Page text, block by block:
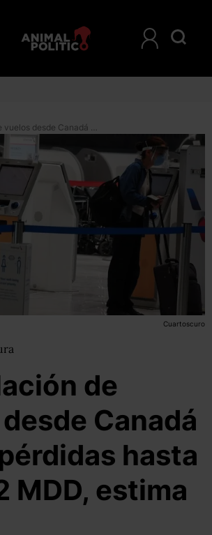
Cancelación de vuelos desde Canadá dejará pérdidas hasta por 782 MDD, estima Sectur
Cuartoscuro
de
Canadá
hasta
MDD, estima